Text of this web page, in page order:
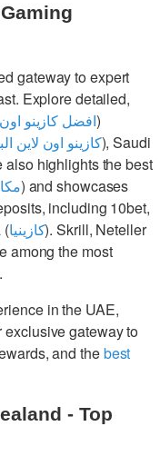
gateway to expert
Explore detailed,
افضل كازينو)
كازينو اون لاين), Saudi
also highlights the best
) and showcases
including 10bet,
(كازينيا). Skrill, Neteller
among the most
in the UAE,
exclusive gateway to
and thebest
- Top